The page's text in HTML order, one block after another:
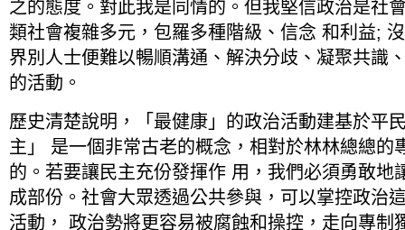
之的態度。對此我是同情的。但我堅信政治是社
類社會複雜多元，包羅多種階級、信念 和利益;
界別人士便難以暢順溝通、解決分歧、凝聚共識
的活動。
歷史清楚說明，「最健康」的政治活動建基於平
主」 是一個非常古老的概念，相對於林林總總的
的。若要讓民主充份發揮作 用，我們必須勇敢地
成部份。社會大眾透過公共參與，可以掌控政治
活動， 政治勢將更容易被腐蝕和操控，走向專制